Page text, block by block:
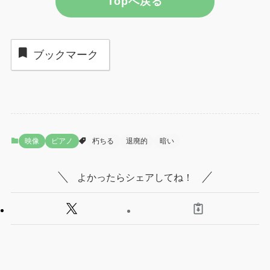
ブックマーク
映像 ピアノ 朽ちる 退廃的 暗い
よかったらシェアしてね！